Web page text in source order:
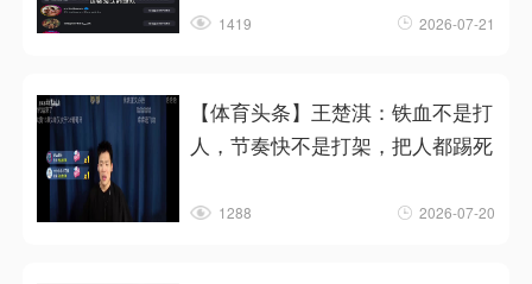
1419 2026-07-21
【体育头条】王楚淇：铁血不是打
人，节奏快不是打架，把人都踢死
1288 2026-07-20